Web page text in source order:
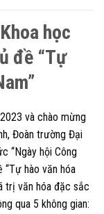
học
đề “Tự
và chào mừng
Đoàn trường Đại
“Ngày hội Công
hào văn hóa
trị văn hóa đặc sắc
qua 5 không gian: